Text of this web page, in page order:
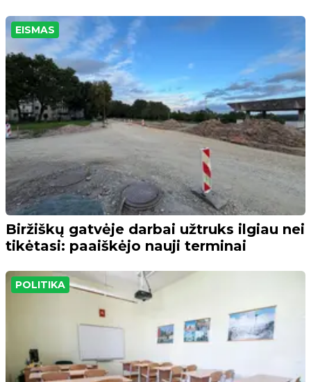
EISMAS
Biržiškų gatvėje darbai užtruks ilgiau nei
tikėtasi: paaiškėjo nauji terminai
POLITIKA